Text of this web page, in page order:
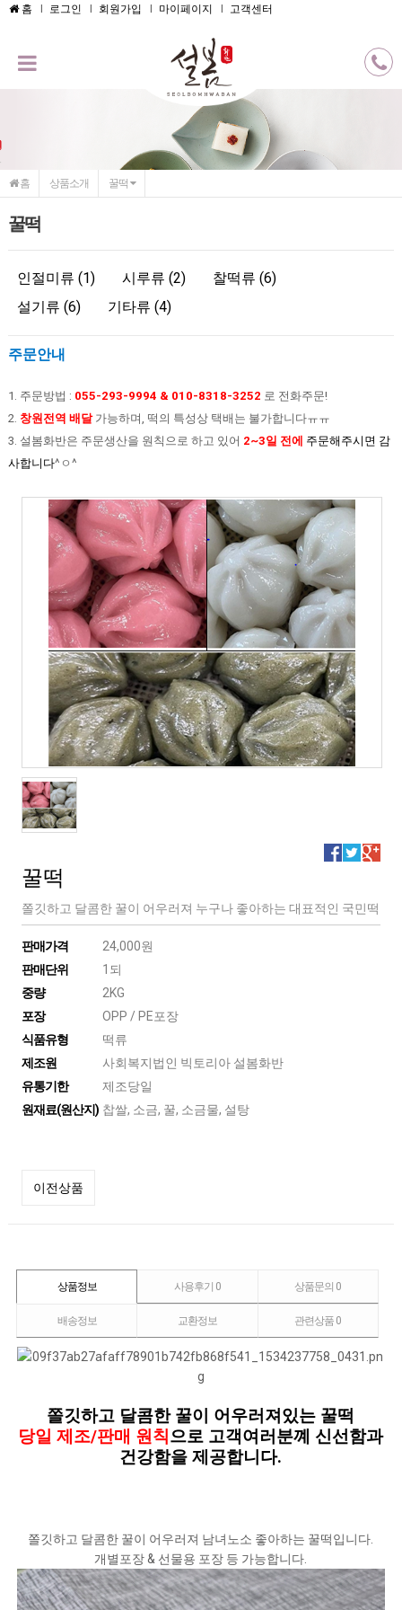
메인콘텐츠 바로가기
홈 로그인 회원가입 마이페이지 고객센터
홈 상품소개 꿀떡
꿀떡
인절미류 (1) 시루류 (2)
찰떡류 (6)
설기류 (6)
기타류 (4)
주문안내
1. 주문방법 : 055-293-9994 & 010-8318-3252 로 전화주문!
2. 창원전역 배달 가능하며, 떡의 특성상 택배는 불가합니다ㅠㅠ
3. 설봄화반은 주문생산을 원칙으로 하고 있어 2~3일 전에 주문해주시면 감
사합니다^ㅇ^
꿀떡
쫄깃하고 달콤한 꿀이 어우러져 누구나 좋아하는 대표적인 국민떡
판매가격
24,000원
판매단위
1되
중량
2KG
포장
OPP / PE포장
식품유형
떡류
제조원
사회복지법인 빅토리아 설봄화반
유통기한
제조당일
원재료(원산지) 찹쌀, 소금, 꿀, 소금물, 설탕
이전상품
상품정보 사용후기 0 상품문의 0
배송정보 교환정보 관련상품 0
쫄깃하고 달콤한 꿀이 어우러져있는 꿀떡
당일 제조/판매 원칙으로 고객여러분꼐 신선함과
건강함을 제공합니다.
쫄깃하고 달콤한 꿀이 어우러져 남녀노소 좋아하는 꿀떡입니다.
개별포장 & 선물용 포장 등 가능합니다.